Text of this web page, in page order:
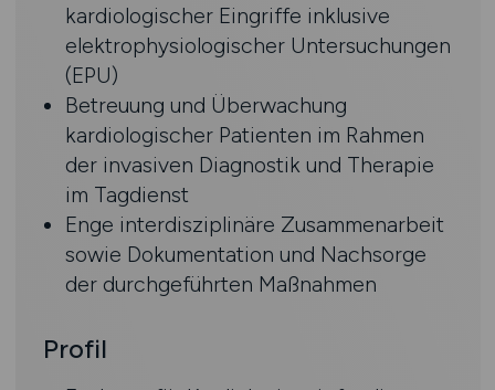
kardiologischer Eingriffe inklusive
elektrophysiologischer Untersuchungen
(EPU)
Betreuung und Überwachung
kardiologischer Patienten im Rahmen
der invasiven Diagnostik und Therapie
im Tagdienst
Enge interdisziplinäre Zusammenarbeit
sowie Dokumentation und Nachsorge
der durchgeführten Maßnahmen
Profil